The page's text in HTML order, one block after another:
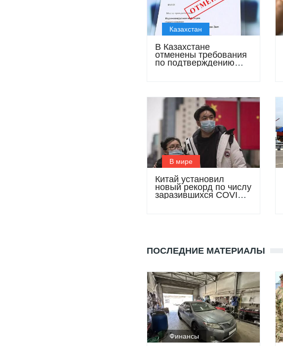
Казахстан
В Казахстане
отменены требования
по подтверждению
В мире
Китай установил
новый рекорд по числу
заразившихся COVID-
ПОСЛЕДНИЕ МАТЕРИАЛЫ
Финансы